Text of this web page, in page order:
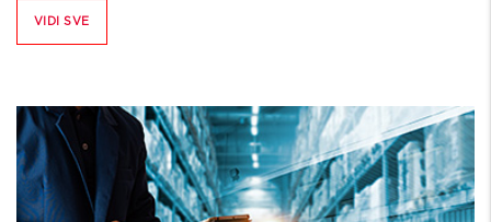
VIDI SVE